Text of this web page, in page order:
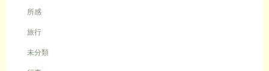
所感
旅行
未分類